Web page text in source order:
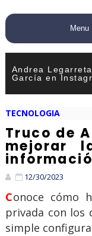
Andrea
García en
TECNOLOGIA
Truco de
mejorar
12/30/2023
Conoce cómo hacer que tu sea más segura y
privada con los
simple